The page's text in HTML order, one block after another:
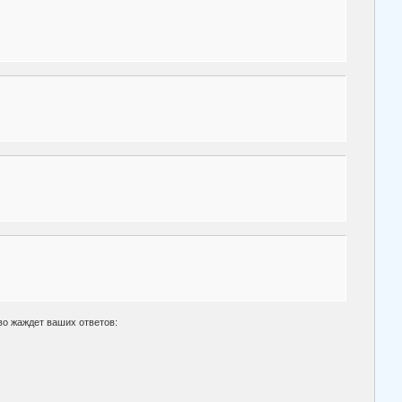
жаждет ваших ответов: